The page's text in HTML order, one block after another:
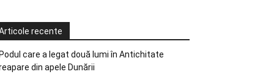
recente
Podul care a legat două lumi în Antichitate
din apele Dunării